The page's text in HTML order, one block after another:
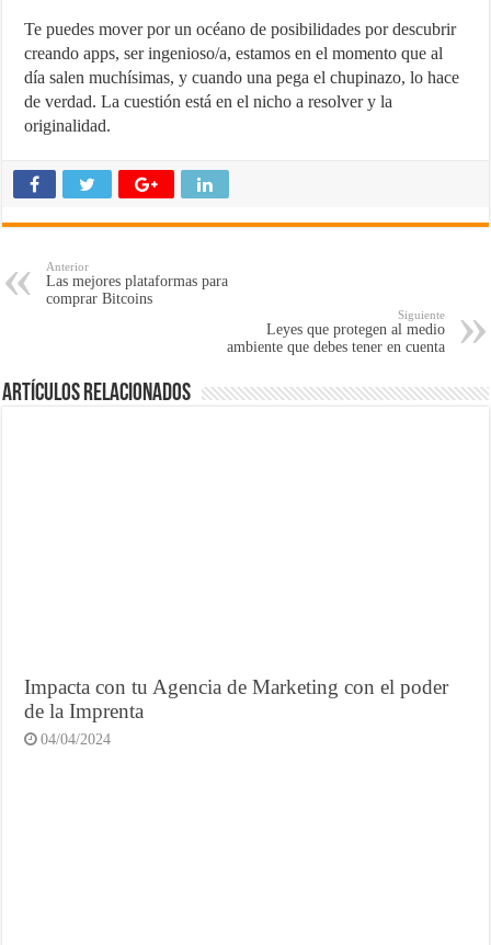
Te puedes mover por un océano de posibilidades por descubrir
creando apps, ser ingenioso/a, estamos en el momento que al
día salen muchísimas, y cuando una pega el chupinazo, lo hace
de verdad. La cuestión está en el nicho a resolver y la
originalidad.
Anterior
Las mejores plataformas para
comprar Bitcoins
Siguiente
Leyes que protegen al medio
ambiente que debes tener en cuenta
Artículos Relacionados
Impacta con tu Agencia de Marketing con el poder
de la Imprenta
04/04/2024